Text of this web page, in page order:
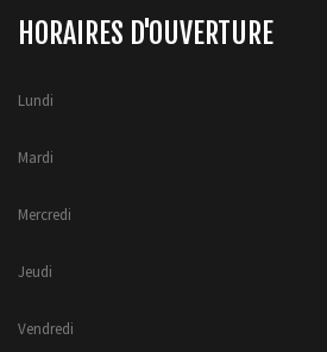
HORAIRES D'OUVERTURE
Lundi
Mardi
Mercredi
Jeudi
Vendredi